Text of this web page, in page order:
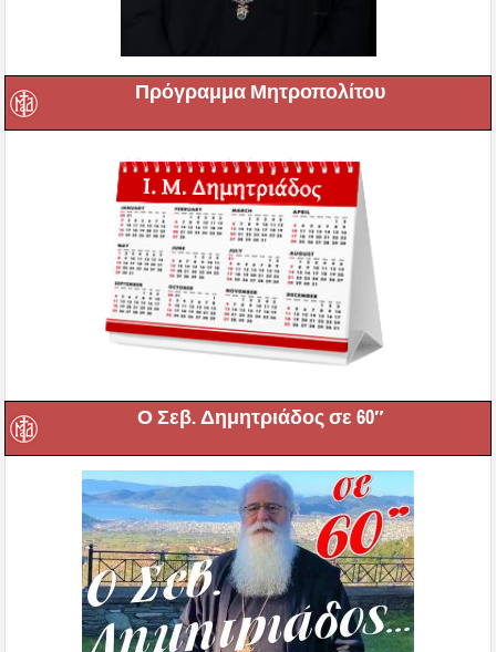
Πρόγραμμα Μητροπολίτου
Ο Σεβ. Δημητριάδος σε 60″